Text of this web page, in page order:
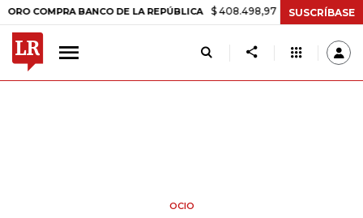
BANCO DE LA REPÚBLICA $ 408.498,97 +$ 8.753,81 +2,19%
SUSCRÍBASE
OCIO